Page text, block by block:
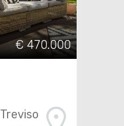
€ 470.000
Treviso